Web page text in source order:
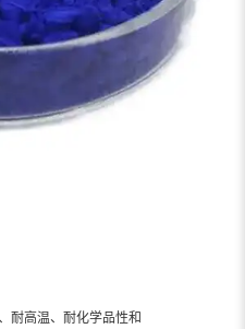
耐高温、耐化学品性和